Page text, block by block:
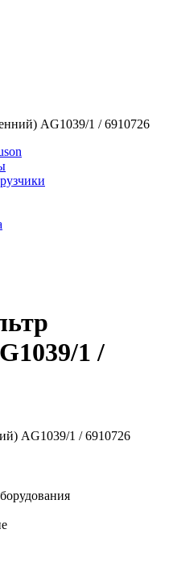
AG1039/1 / 6910726
1 /